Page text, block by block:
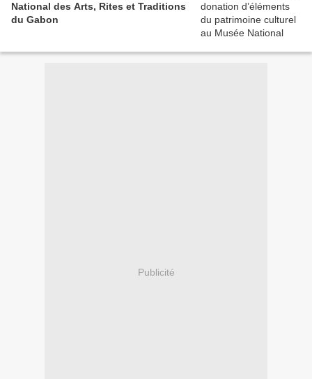
National des Arts, Rites et Traditions
du Gabon
Publicité